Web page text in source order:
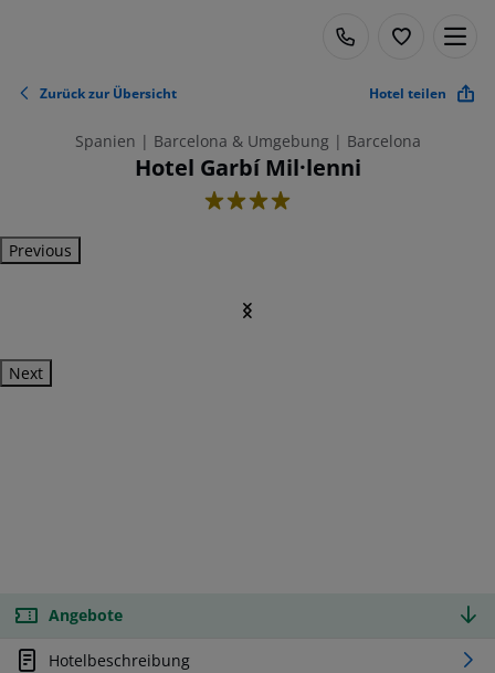
Zurück zur Übersicht Hotel teilen
Spanien | Barcelona & Umgebung | Barcelona
Hotel Garbí Mil·lenni
4
Previous
Next
Angebote
Hotelbeschreibung